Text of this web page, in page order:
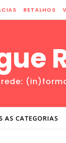
RETALHOS
AS CATEGORIAS